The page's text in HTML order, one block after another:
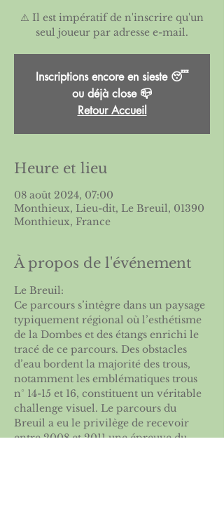
⚠️ Il est impératif de n'inscrire qu'un
Inscriptions encore en sieste 😴
ou déjà close 📪
Retour Accueil
Heure et lieu
08 août 2024, 07:00
Monthieux, Lieu-dit, Le Breuil, 01390
Monthieux, France
À propos de l'événement
Le Breuil:
Ce parcours s’intègre dans un paysage
typiquement régional où l’esthétisme
de la Dombes et des étangs enrichi le
tracé de ce parcours. Des obstacles
d’eau bordent la majorité des trous,
notamment les emblématiques trous
n° 14-15 et 16, constituent un véritable
challenge visuel. Le parcours du
Breuil a eu le privilège de recevoir
entre 2008 et 2011 une épreuve du